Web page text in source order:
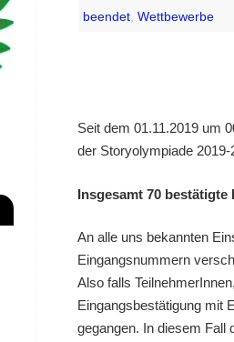
beendet, Wettbewerbe
Seit dem 01.11.2019 um
der Storyolympiade 2019-
Insgesamt 70 bestätigte
An alle uns bekannten
Eingangsnummern
Also falls
Eingangsbestätigung mit
gegangen. In diesem Fall